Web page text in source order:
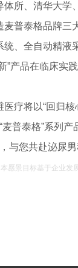
体所、清华大学
麦普泰格品牌
统、全自动精液
”产品在临床实
疗将以“回归
普泰格”系列
您共赴泌尿男
本愿景目标基于企业发